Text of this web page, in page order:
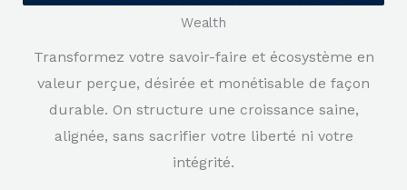
Wealth
Transformez votre savoir-faire et écosystème en
valeur perçue, désirée et monétisable de façon
durable. On structure une croissance saine,
alignée, sans sacrifier votre liberté ni votre
intégrité.